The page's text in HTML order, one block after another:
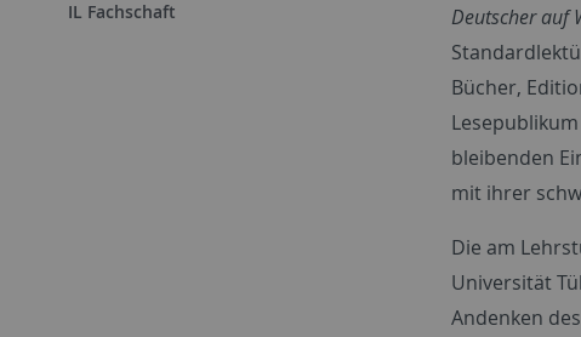
IL Fachschaft
Deutscher auf
Bücher,
bleibenden
mit ihrer
Die am
Universität
Andenken